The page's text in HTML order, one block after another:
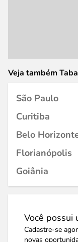
Veja também
São Paulo
Curitiba
Belo
Florianópolis
Goiânia
Você possui
Cadastre-se
novas